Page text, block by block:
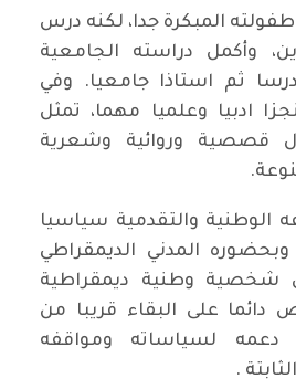
المبكرة جدا، لكنه درس
وأكمل دراسته الجامعية
ثم استاذا جامعيا. وفي
ادبيا وعلميا مهما، تمثل
قصصية وروائية وشعرية
الوطنية والتقدمية سياسيا
وبحضوره المدني الديمقراطي
شخصية وطنية ديمقراطية
دائما على البقاء قريبا من
دعمه لسياساته ومواقفه
.